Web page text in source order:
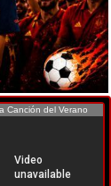
Canción del Verano